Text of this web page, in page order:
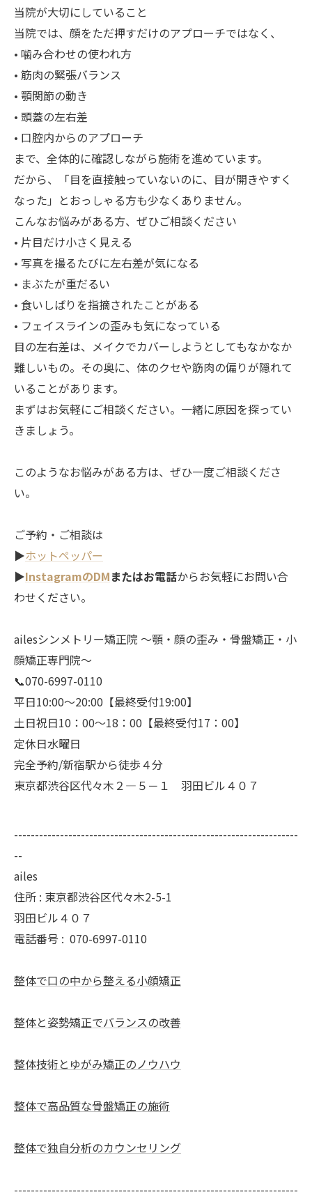
当院が大切にしていること
当院では、顔をただ押すだけのアプローチではなく、
• 噛み合わせの使われ方
• 筋肉の緊張バランス
• 顎関節の動き
• 頭蓋の左右差
• 口腔内からのアプローチ
まで、全体的に確認しながら施術を進めています。
だから、「目を直接触っていないのに、目が開きやすく
なった」とおっしゃる方も少なくありません。
こんなお悩みがある方、ぜひご相談ください
• 片目だけ小さく見える
• 写真を撮るたびに左右差が気になる
• まぶたが重だるい
• 食いしばりを指摘されたことがある
• フェイスラインの歪みも気になっている
目の左右差は、メイクでカバーしようとしてもなかなか
難しいもの。その奥に、体のクセや筋肉の偏りが隠れて
いることがあります。
まずはお気軽にご相談ください。一緒に原因を探ってい
きましょう。​​​​​​​​​
このようなお悩みがある方は、ぜひ一度ご相談くださ
い。
ご予約・ご相談は
▶︎ホットペッパー
▶︎InstagramのDMまたはお電話からお気軽にお問い合
わせください。
ailesシンメトリー矯正院 ～顎・顔の歪み・骨盤矯正・小
顔矯正専門院～
📞070-6997-0110
平日10:00～20:00【最終受付19:00】
土日祝日10：00～18：00【最終受付17：00】
定休日水曜日
完全予約/新宿駅から徒歩４分
東京都渋谷区代々木２―５－１ 羽田ビル４０７
--------------------------------------------------------------------
--
ailes
住所 : 東京都渋谷区代々木2-5-1
羽田ビル４０７
電話番号 : 070-6997-0110
整体で口の中から整える小顔矯正
整体と姿勢矯正でバランスの改善
整体技術とゆがみ矯正のノウハウ
整体で高品質な骨盤矯正の施術
整体で独自分析のカウンセリング